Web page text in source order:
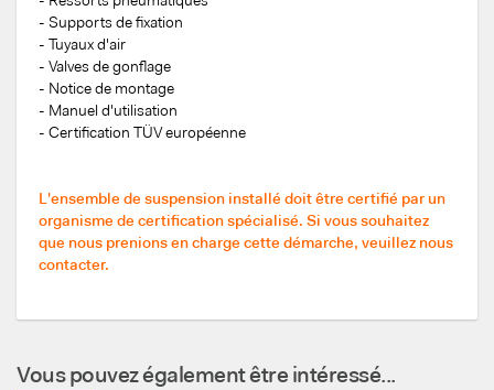
- Supports de fixation
- Tuyaux d'air
- Valves de gonflage
- Notice de montage
- Manuel d'utilisation
- Certification TÜV européenne
L'ensemble de suspension installé doit être certifié par un
organisme de certification spécialisé. Si vous souhaitez
que nous prenions en charge cette démarche, veuillez nous
contacter.
Vous pouvez également être intéressé...